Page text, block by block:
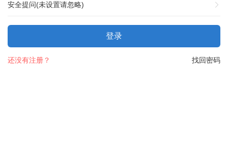
安全提问(未设置请忽略)
登录
找回密码
还没有注册？